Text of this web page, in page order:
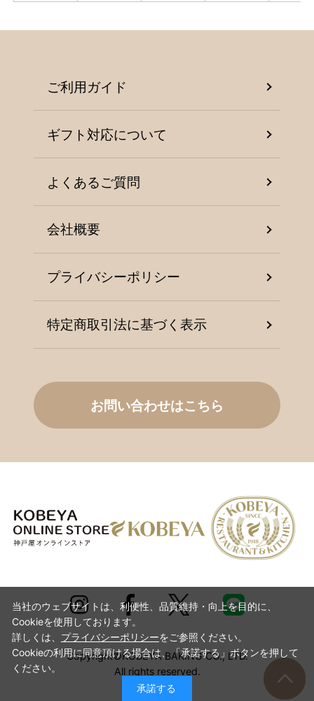
ご利用ガイド
ギフト対応について
よくあるご質問
会社概要
プライバシーポリシー
特定商取引法に基づく表示
お問い合わせはこちら
Copyright©KOBEYA BAKING CO., LTD.
All rights reserved.
当社のウェブサイトは、利便性、品質維持・向上を目的に、
Cookieを使用しております。
詳しくは、 プライバシーポリシーをご参照ください。
Cookieの利用に同意頂ける場合は、「承諾する」ボタンを押して
ください。
承諾する